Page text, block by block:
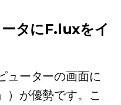
タにF.luxをイ
ューターの画面に
）が優勢です。こ